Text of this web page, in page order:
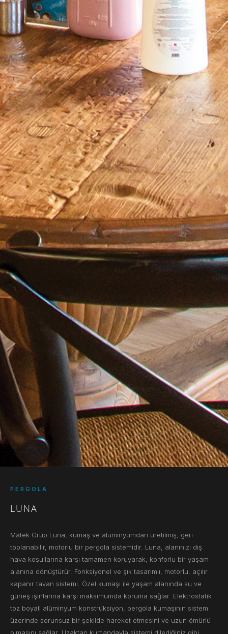
PERGOLA
LUNA
Matek Grup Luna, kumaş ve alüminyumdan üretilmiş, geri
toplanabilir, motorlu bir pergola sistemidir. Luna, alanınızı dış
hava koşullarına karşı tamamen koruyarak, konforlu bir yaşam
alanına dönüştürür. Fonksiyonel ve şık tasarımlı, motorlu, açılır
kapanır tavan sistemi. Özel kumaşı ile yaşam alanında su ve
güneş ışınlarına karşı maksimumda koruma sağlar. Elektrostatik
toz boyalı alüminyum konstrüksiyon, pergola kumaşının sistem
üzerinde sorunsuz bir şekilde hareket etmesini ve uzun ömürlü